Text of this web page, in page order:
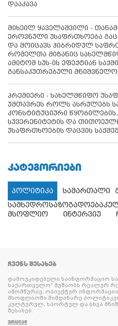
დააკავა
მიხეილ ყაველაშვილი -
ეროვნული უსაფრთხოება
და მოიცავს ჰიბრიდულ
რომელთა მიზანიც
ამიტომ სუს-ის ეფექტიან
განსაკუთრებული
პრემიერი - სახელმწიფო
უმთავრეს როლს ასრულებს
კონსტიტუციური
სუვერენიტეტის და
უსაფრთხოების დაცვის
ᲙᲐᲢᲔᲒᲝᲠᲘᲔᲑᲘ
პოლიტიკა სამართალი
სამხედროსაზოგადოება
მსოფლიო
ინტერვიუ
ᲩᲕᲔᲜᲡ ᲨᲔᲡᲐᲮᲔᲑ
დამოუკიდებელი საინფორმაციო
საქართველო” მუშაობს რეალურ
ამომწურავ, ობიექტურ
მსოფლიოში მიმდინარე
კულტურულ, სპორტულ და სხვა
შესახებ.
ᲕᲠᲪᲚᲐᲓ